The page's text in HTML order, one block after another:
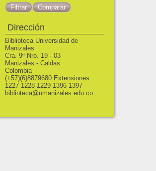
Dirección
Biblioteca Universidad de
Manizales
Cra. 9ª Nro. 19 - 03
Manizales - Caldas
Colombia
(+57)(6)8879680 Extensiones:
1227-1228-1229-1396-1397
biblioteca@umanizales.edu.co